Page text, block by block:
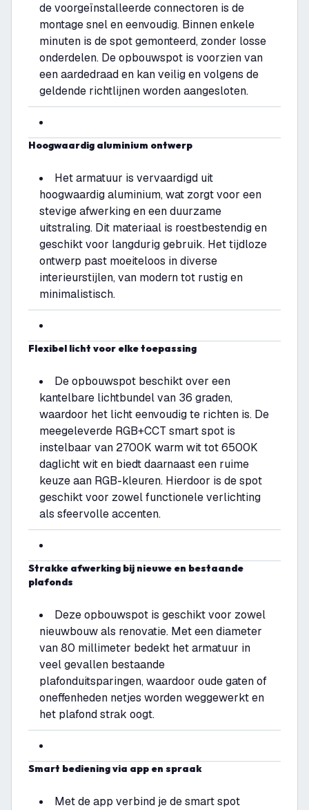
de voorgeïnstalleerde connectoren is de
montage snel en eenvoudig. Binnen enkele
minuten is de spot gemonteerd, zonder losse
onderdelen. De opbouwspot is voorzien van
een aardedraad en kan veilig en volgens de
geldende richtlijnen worden aangesloten.
Hoogwaardig aluminium ontwerp
Het armatuur is vervaardigd uit
hoogwaardig aluminium, wat zorgt voor een
stevige afwerking en een duurzame
uitstraling. Dit materiaal is roestbestendig en
geschikt voor langdurig gebruik. Het tijdloze
ontwerp past moeiteloos in diverse
interieurstijlen, van modern tot rustig en
minimalistisch.
Flexibel licht voor elke toepassing
De opbouwspot beschikt over een
kantelbare lichtbundel van 36 graden,
waardoor het licht eenvoudig te richten is. De
meegeleverde RGB+CCT smart spot is
instelbaar van 2700K warm wit tot 6500K
daglicht wit en biedt daarnaast een ruime
keuze aan RGB-kleuren. Hierdoor is de spot
geschikt voor zowel functionele verlichting
als sfeervolle accenten.
Strakke afwerking bij nieuwe en bestaande
plafonds
Deze opbouwspot is geschikt voor zowel
nieuwbouw als renovatie. Met een diameter
van 80 millimeter bedekt het armatuur in
veel gevallen bestaande
plafonduitsparingen, waardoor oude gaten of
oneffenheden netjes worden weggewerkt en
het plafond strak oogt.
Smart bediening via app en spraak
Met de app verbind je de smart spot